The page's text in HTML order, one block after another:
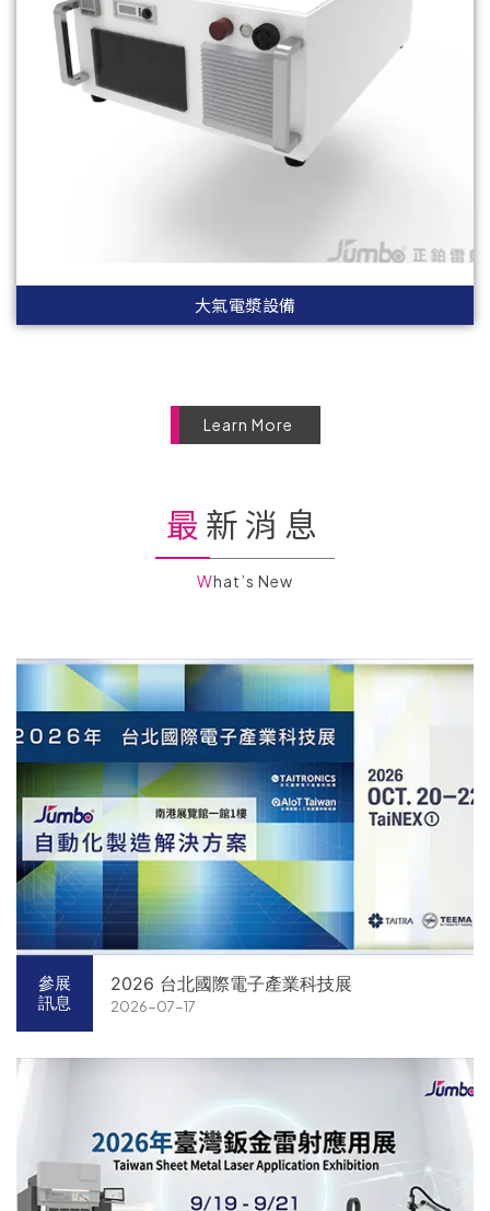
大氣電漿設備
Learn More
最新消息
What’s New
參展
訊息
2026 台北國際電子產業科技展
2026-07-17